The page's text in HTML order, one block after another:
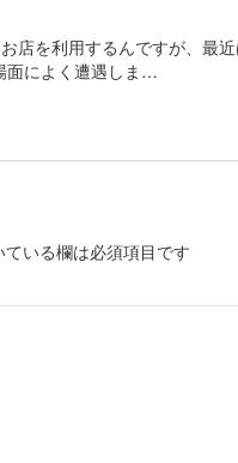
店を利用するんですが、最
面によく遭遇しま…
ている欄は必須項目です